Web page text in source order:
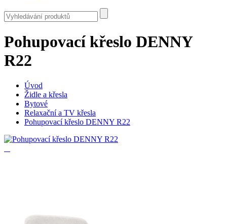
Pohupovací křeslo DENNY
R22
Úvod
Židle a křesla
Bytové
Relaxační a TV křesla
Pohupovací křeslo DENNY R22